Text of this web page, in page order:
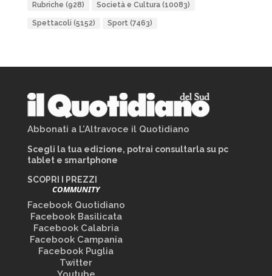
Rubriche (928) Società e Cultura(10083)
Spettacoli (5152) Sport(7463)
Abbonati a L’Altravoce il Quotidiano
Scegli la tua edizione, potrai consultarla su pc
tablet e smartphone
SCOPRI I PREZZI
COMMUNITY
Facebook Quotidiano
Facebook Basilicata
Facebook Calabria
Facebook Campania
Facebook Puglia
Twitter